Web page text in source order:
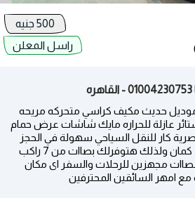
راسل المعلن
موديل حديث مكيف كراسي متحركه مريحه
عازلة للحراره مايك شاشات عرض حمام
كار للنقل السياحي سهولة في الحجز
ودقه في الوقت والمواعيد كمان ولذلك هتوفرلك بصاات من 7 راكب
البصاات مجهزين للرحلات والسفر اى مكان
امهر السائقين المحترفين